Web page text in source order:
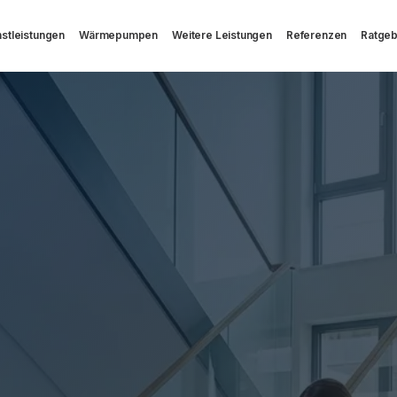
Wärmepumpen Weitere Leistungen Referenzen